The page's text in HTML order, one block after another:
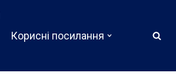
Корисні посилання